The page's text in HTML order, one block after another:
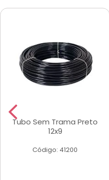
Tubo Sem Trama Preto
12x9
Código: 41200